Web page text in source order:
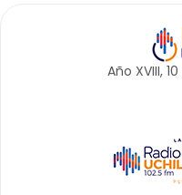
Año XVIII,